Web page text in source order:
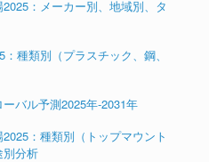
：メーカー別、地域別、タ
種類別（プラスチック、鋼、
バル予測2025年-2031年
：種類別（トップマウント
別分析